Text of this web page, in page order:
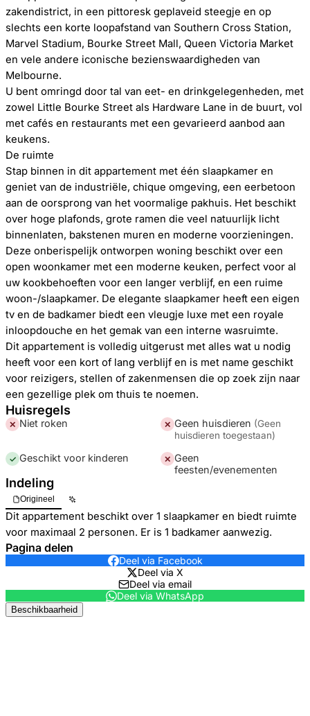
zakendistrict, in een pittoresk geplaveid steegje en op
slechts een korte loopafstand van Southern Cross Station,
Marvel Stadium, Bourke Street Mall, Queen Victoria Market
en vele andere iconische bezienswaardigheden van
Melbourne.
U bent omringd door tal van eet- en drinkgelegenheden, met
zowel Little Bourke Street als Hardware Lane in de buurt, vol
met cafés en restaurants met een gevarieerd aanbod aan
keukens.
De ruimte
Stap binnen in dit appartement met één slaapkamer en
geniet van de industriële, chique omgeving, een eerbetoon
aan de oorsprong van het voormalige pakhuis. Het beschikt
over hoge plafonds, grote ramen die veel natuurlijk licht
binnenlaten, bakstenen muren en moderne voorzieningen.
Deze onberispelijk ontworpen woning beschikt over een
open woonkamer met een moderne keuken, perfect voor al
uw kookbehoeften voor een langer verblijf, en een ruime
woon-/slaapkamer. De elegante slaapkamer heeft een eigen
tv en de badkamer biedt een vleugje luxe met een royale
inloopdouche en het gemak van een interne wasruimte.
Dit appartement is volledig uitgerust met alles wat u nodig
heeft voor een kort of lang verblijf en is met name geschikt
voor reizigers, stellen of zakenmensen die op zoek zijn naar
een gezellige plek om thuis te noemen.
Huisregels
✕ Niet roken ✕ Geen huisdieren (Geen
huisdieren toegestaan)
✓ Geschikt voor kinderen ✕ Geen
feesten/evenementen
Indeling
Origineel
Dit appartement beschikt over 1 slaapkamer en biedt ruimte
voor maximaal 2 personen. Er is 1 badkamer aanwezig.
Pagina delen
Deel via Facebook
Deel via X
Deel via email
Deel via WhatsApp
Beschikbaarheid